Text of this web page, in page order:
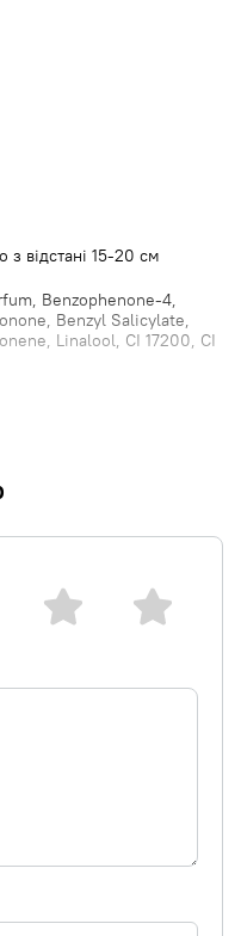
з відстані 15-20 см
Benzophenone-4,
Benzyl Salicylate,
Linalool, CI 17200, CI